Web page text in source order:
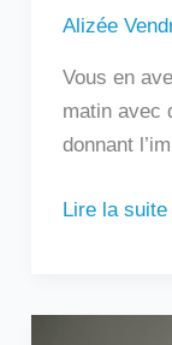
Alizée
Vous en
matin avec
donnant
Lire la suite